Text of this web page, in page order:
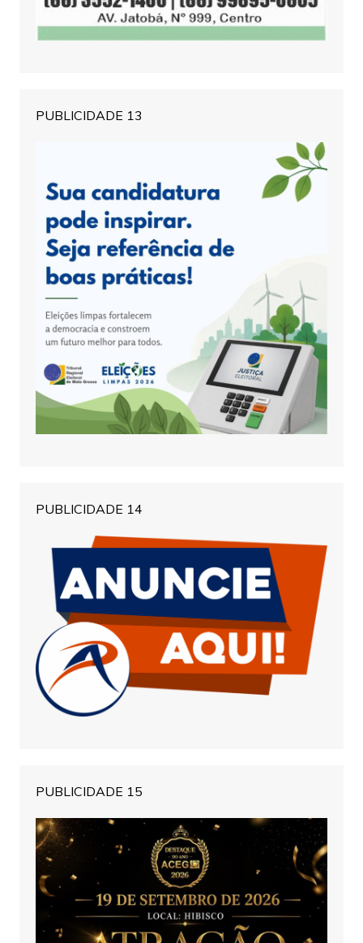
PUBLICIDADE 13
PUBLICIDADE 14
PUBLICIDADE 15